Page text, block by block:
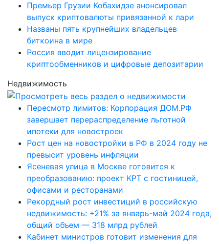
Премьер Грузии Кобахидзе анонсировал
выпуск криптовалюты привязанной к лари
Названы пять крупнейших владельцев
биткоина в мире
Россия вводит лицензирование
криптообменников и цифровые депозитарии
Недвижимость
Пересмотр лимитов: Корпорация ДОМ.РФ
завершает перераспределение льготной
ипотеки для новостроек
Рост цен на новостройки в РФ в 2024 году не
превысит уровень инфляции
Ясеневая улица в Москве готовится к
преобразованию: проект КРТ с гостиницей,
офисами и ресторанами
Рекордный рост инвестиций в российскую
недвижимость: +21% за январь-май 2024 года,
общий объем — 318 млрд рублей
Кабинет министров готовит изменения для